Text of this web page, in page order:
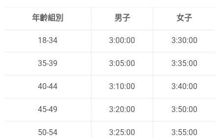
年齡組別 男子 女子
18-34 3:00:00 3:30:00
35-39 3:05:00 3:35:00
40-44 3:10:00 3:40:00
45-49 3:20:00 3:50:00
50-54 3:25:00 3:55:00